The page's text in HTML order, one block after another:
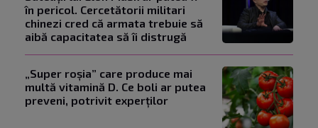
în pericol. Cercetătorii militari
chinezi cred că armata trebuie să
aibă capacitatea să îi distrugă
„Super roșia” care produce mai
multă vitamină D. Ce boli ar putea
preveni, potrivit experților